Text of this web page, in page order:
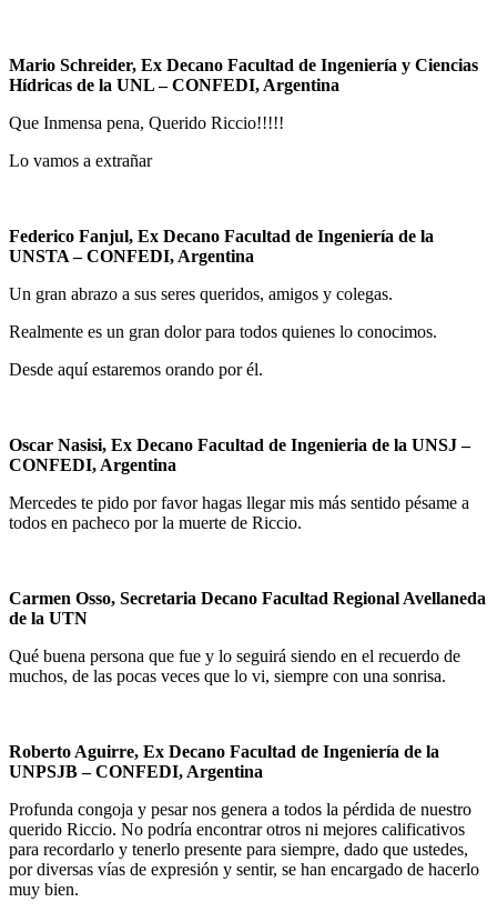
Mario Schreider, Ex Decano Facultad de Ingeniería y Ciencias
Hídricas de la UNL – CONFEDI, Argentina
Que Inmensa pena, Querido Riccio!!!!!
Lo vamos a extrañar
Federico Fanjul, Ex Decano Facultad de Ingeniería de la
UNSTA – CONFEDI, Argentina
Un gran abrazo a sus seres queridos, amigos y colegas.
Realmente es un gran dolor para todos quienes lo conocimos.
Desde aquí estaremos orando por él.
Oscar Nasisi, Ex Decano Facultad de Ingenieria de la UNSJ–
CONFEDI, Argentina
Mercedes te pido por favor hagas llegar mis más sentido pésame a
todos en pacheco por la muerte de Riccio.
Carmen Osso, Secretaria Decano Facultad Regional Avellaneda
de la UTN
Qué buena persona que fue y lo seguirá siendo en el recuerdo de
muchos, de las pocas veces que lo vi, siempre con una sonrisa.
Roberto Aguirre, Ex Decano Facultad de Ingeniería de la
UNPSJB – CONFEDI, Argentina
Profunda congoja y pesar nos genera a todos la pérdida de nuestro
querido Riccio. No podría encontrar otros ni mejores calificativos
para recordarlo y tenerlo presente para siempre, dado que ustedes,
por diversas vías de expresión y sentir, se han encargado de hacerlo
muy bien.